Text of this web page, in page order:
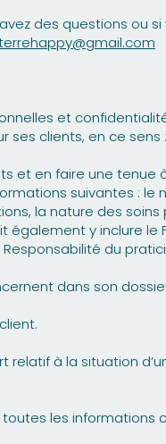
des questions ou
et
ses clients, en ce sens :
et en faire une tenue
suivantes : le
la nature des
également y inclure
du
dans son
à la situation
les informations